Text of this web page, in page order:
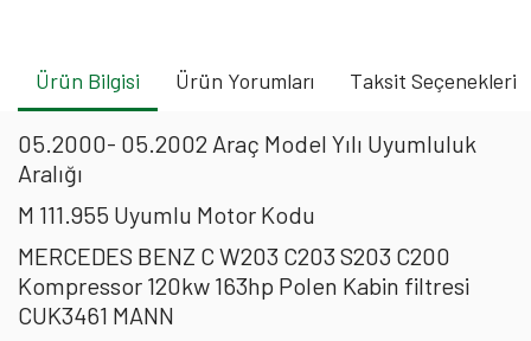
Ürün Bilgisi Ürün Yorumları Taksit Seçenekleri
05.2000- 05.2002 Araç Model Yılı Uyumluluk
Aralığı
M 111.955 Uyumlu Motor Kodu
MERCEDES BENZ C W203 C203 S203 C200
Kompressor 120kw 163hp Polen Kabin filtresi
CUK3461 MANN